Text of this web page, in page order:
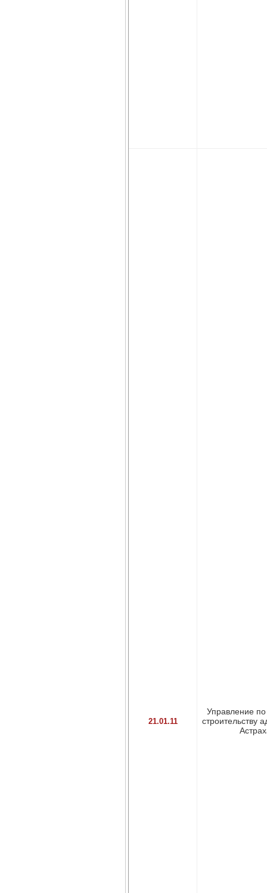
21.01.11
Управление
строительству